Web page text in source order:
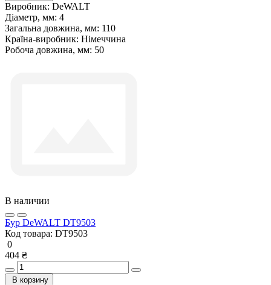
Виробник: DeWALT
Діаметр, мм: 4
Загальна довжина, мм: 110
Країна-виробник: Німеччина
Робоча довжина, мм: 50
В наличии
Бур DeWALT DT9503
Код товара: DT9503
0
404 ₴
В корзину